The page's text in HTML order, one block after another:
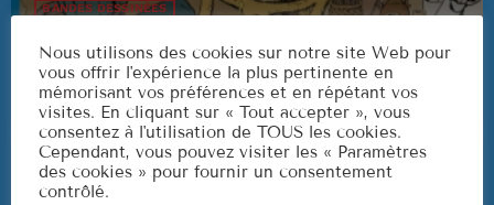
Marina
ROCCO GRANATA
LISTE COMPLÈTE
BANDES DESSINÉES
Podcast JhenT20
today 26/06/2026 5
Nous utilisons des cookies sur notre site Web pour
vous offrir l'expérience la plus pertinente en
mémorisant vos préférences et en répétant vos
visites. En cliquant sur « Tout accepter », vous
consentez à l'utilisation de TOUS les cookies.
Cependant, vous pouvez visiter les « Paramètres
des cookies » pour fournir un consentement
contrôlé.